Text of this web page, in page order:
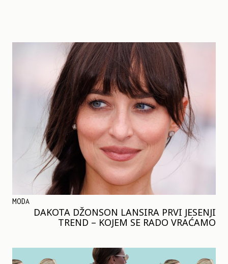
MODA
DAKOTA DŽONSON LANSIRA PRVI JESENJI
TREND – KOJEM SE RADO VRAĆAMO